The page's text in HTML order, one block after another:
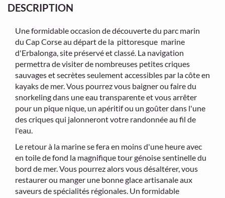
DESCRIPTION
Une formidable occasion de découverte du parc marin
du Cap Corse au départ de la pittoresque marine
d'Erbalonga, site préservé et classé. La navigation
permettra de visiter de nombreuses petites criques
sauvages et secrètes seulement accessibles par la côte en
kayaks de mer. Vous pourrez vous baigner ou faire du
snorkeling dans une eau transparente et vous arrêter
pour un pique nique, un apéritif ou un goûter dans l'une
des criques qui jalonneront votre randonnée au fil de
l'eau.
Le retour à la marine se fera en moins d'une heure avec
en toile de fond la magnifique tour génoise sentinelle du
bord de mer. Vous pourrez alors vous désaltérer, vous
restaurer ou manger une bonne glace artisanale aux
saveurs de spécialités régionales. Un formidable